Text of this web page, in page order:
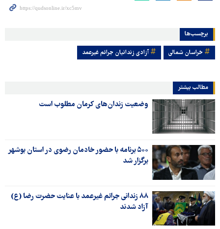
برچسب‌ها
خراسان شمالی آزادی زندانیان جرائم غیرعمد
مطالب بیشتر
وضعیت زندان‌های کرمان مطلوب است
۵۰۰ برنامه با حضور خادمان رضوی در استان بوشهر
برگزار شد
۸۸ زندانی جرائم غیرعمد با عنایت حضرت رضا (ع)
آزاد شدند